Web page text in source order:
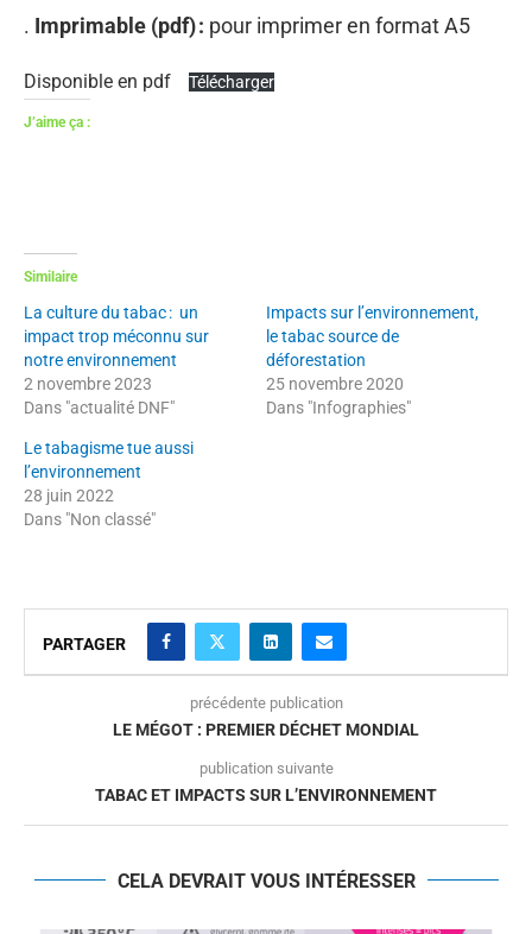
. Imprimable (pdf) : pour imprimer en format A5
Disponible en pdf Télécharger
J’aime ça :
Similaire
La culture du tabac : un
impact trop méconnu sur
notre environnement
2 novembre 2023
Dans "actualité DNF"
Impacts sur l’environnement,
le tabac source de
déforestation
25 novembre 2020
Dans "Infographies"
Le tabagisme tue aussi
l’environnement
28 juin 2022
Dans "Non classé"
PARTAGER
précédente publication
LE MÉGOT : PREMIER DÉCHET MONDIAL
publication suivante
TABAC ET IMPACTS SUR L’ENVIRONNEMENT
CELA DEVRAIT VOUS INTÉRESSER